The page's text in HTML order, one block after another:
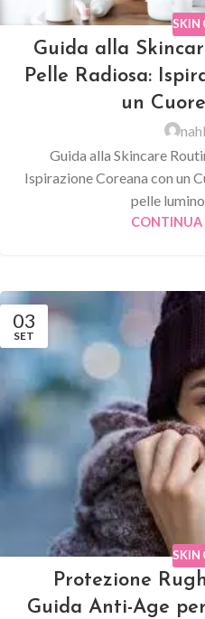
SKIN
Guida alla
Pelle Radiosa:
un
Guida alla Skincare
Ispirazione Coreana con un
pelle
CONTINUA
03
SET
SKIN
Protezione
Guida Anti-Age